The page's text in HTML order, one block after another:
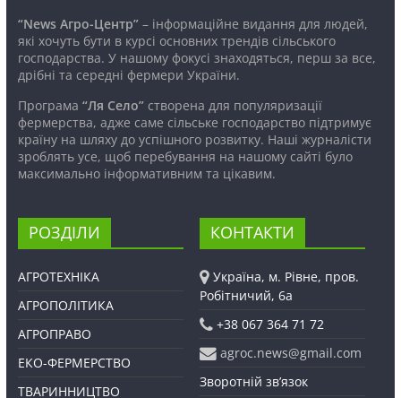
“News Агро-Центр”– інформаційне видання для людей,
які хочуть бути в курсі основних трендів сільського
господарства. У нашому фокусі знаходяться, перш за все,
дрібні та середні фермери України.
Програма “Ля Село”створена для популяризації
фермерства, адже саме сільське господарство підтримує
країну на шляху до успішного розвитку. Наші журналісти
зроблять усе, щоб перебування на нашому сайті було
максимально інформативним та цікавим.
РОЗДІЛИ
АГРОТЕХНІКА
АГРОПОЛІТИКА
АГРОПРАВО
ЕКО-ФЕРМЕРСТВО
ТВАРИННИЦТВО
КОНТАКТИ
Україна, м. Рівне, пров.
Робітничий, 6а
+38 067 364 71 72
agroc.news@gmail.com
Зворотній зв’язок